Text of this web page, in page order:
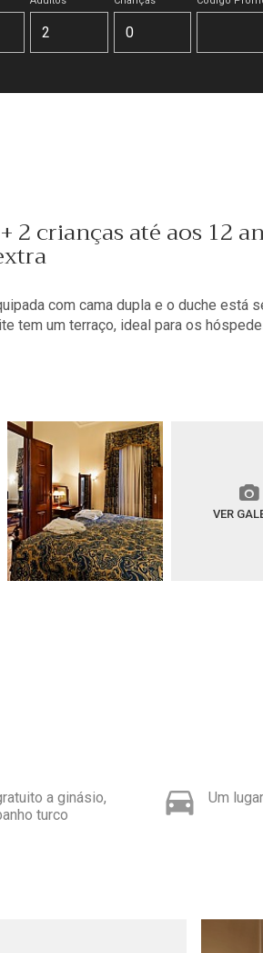
2 crianças até aos 12
com cama dupla e o duche está
tem um terraço, ideal para os
VER
a ginásio,
turco
Um